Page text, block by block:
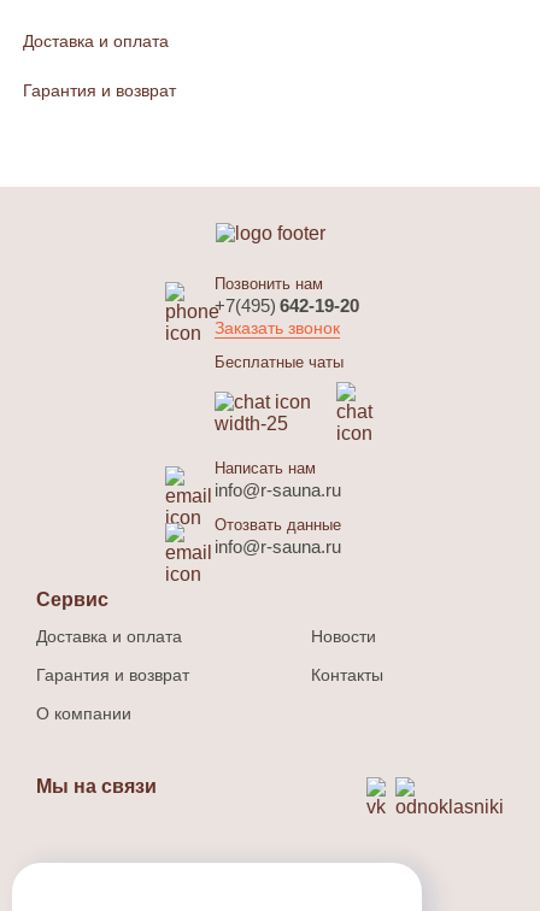
Доставка и оплата
Гарантия и возврат
Позвонить нам
+7(495) 642-19-20
Заказать звонок
Бесплатные чаты
Написать нам
info@r-sauna.ru
Отозвать данные
info@r-sauna.ru
Сервис
Доставка и оплата
Гарантия и возврат
О компании
Новости
Контакты
Мы на связи